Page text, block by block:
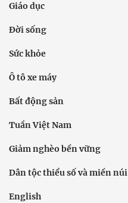
Giáo dục
Đời sống
Sức khỏe
Ô tô xe máy
Bất động sản
Tuần Việt Nam
Giảm nghèo bền vững
Dân tộc thiểu số và miền núi
English